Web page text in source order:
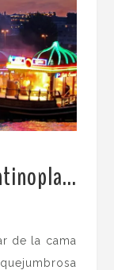
de la cama